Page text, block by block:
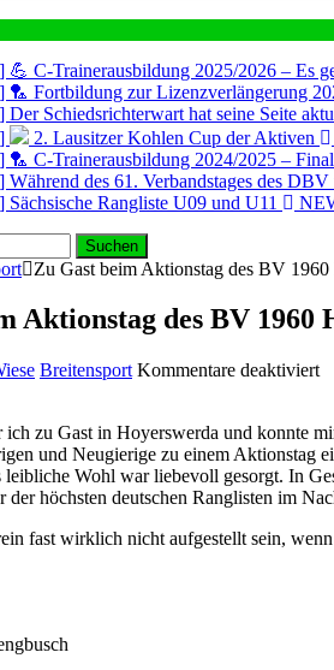
💪 C-Trainerausbildung 2025/2026 – Es
🏸 Fortbildung zur Lizenzverlängerung
Der Schiedsrichterwart hat seine Seite
2. Lausitzer Kohlen Cup der Aktiven
🏸 C-Trainerausbildung 2024/2025 –
Während des 61. Verbandstages des
Sächsische Rangliste U09 und U11
Zu Gast beim Aktionstag des BV 1960
Aktionstag des BV 1960
Breitensport Kommentare deaktiviertfür
zu Gast in Hoyerswerda und konnte
und Neugierige zu einem Aktionstag
leibliche Wohl war liebevoll gesorgt. In
der höchsten deutschen Ranglisten im
fast wirklich nicht aufgestellt sein,